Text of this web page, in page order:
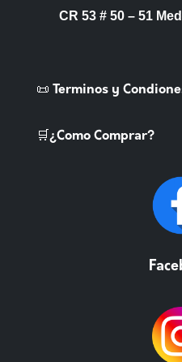
CR 53 # 50 – 51
📜 Terminos y
🛒¿Como Comprar?